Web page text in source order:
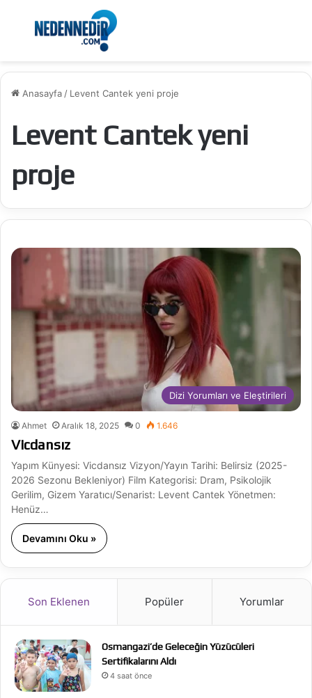
Menü
Anasayfa / Levent Cantek yeni proje
Levent Cantek yeni
proje
Dizi Yorumları ve Eleştirileri
Ahmet Aralık 18, 2025 0 1.646
Vicdansız
Yapım Künyesi: Vicdansız Vizyon/Yayın Tarihi: Belirsiz (2025-
2026 Sezonu Bekleniyor) Film Kategorisi: Dram, Psikolojik
Gerilim, Gizem Yaratıcı/Senarist: Levent Cantek Yönetmen:
Henüz…
Devamını Oku »
Son Eklenen Popüler Yorumlar
Osmangazi’de Geleceğin Yüzücüleri
Sertifikalarını Aldı
4 saat önce